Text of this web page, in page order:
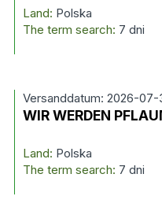
Land: Polska
The term search: 7 dni
Versanddatum: 2026-07-
WIR WERDEN
Land: Polska
The term search: 7 dni